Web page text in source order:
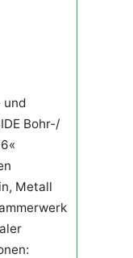
und
Bohr-/
Metall